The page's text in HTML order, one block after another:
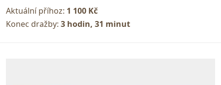
Aktuální příhoz: 1 100 Kč
Konec dražby: 3 hodin, 31 minut